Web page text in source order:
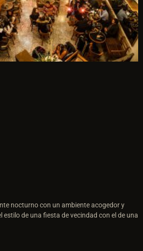
nocturno con un ambiente acogedor y
estilo de una fiesta de vecindad con el de una